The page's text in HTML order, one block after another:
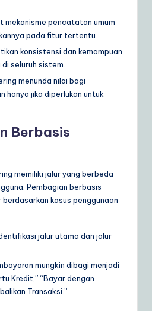
mekanisme pencatatan umum
pada fitur tertentu.
konsistensi dan kemampuan
seluruh sistem.
menunda nilai bagi
hanya jika diperlukan untuk
Berbasis
memiliki jalur yang berbeda
Pembagian berbasis
kasus penggunaan
jalur utama dan jalur
mungkin dibagi menjadi
Kredit,” “Bayar dengan
Transaksi.”